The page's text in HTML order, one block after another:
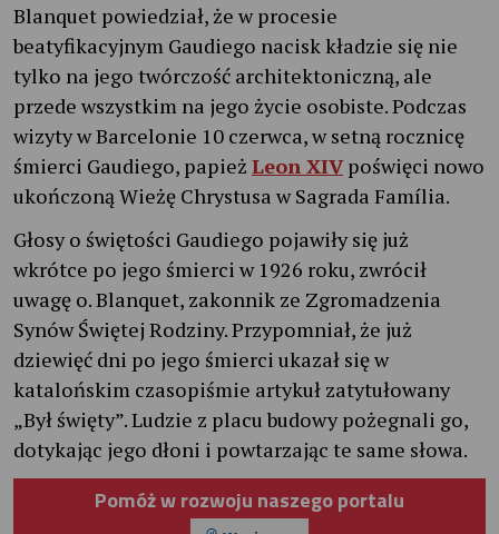
Blanquet powiedział, że w procesie
beatyfikacyjnym Gaudiego nacisk kładzie się nie
tylko na jego twórczość architektoniczną, ale
przede wszystkim na jego życie osobiste. Podczas
wizyty w Barcelonie 10 czerwca, w setną rocznicę
śmierci Gaudiego, papież Leon XIVpoświęci nowo
ukończoną Wieżę Chrystusa w Sagrada Família.
Głosy o świętości Gaudiego pojawiły się już
wkrótce po jego śmierci w 1926 roku, zwrócił
uwagę o. Blanquet, zakonnik ze Zgromadzenia
Synów Świętej Rodziny. Przypomniał, że już
dziewięć dni po jego śmierci ukazał się w
katalońskim czasopiśmie artykuł zatytułowany
„Był święty”. Ludzie z placu budowy pożegnali go,
dotykając jego dłoni i powtarzając te same słowa.
Pomóż w rozwoju naszego portalu